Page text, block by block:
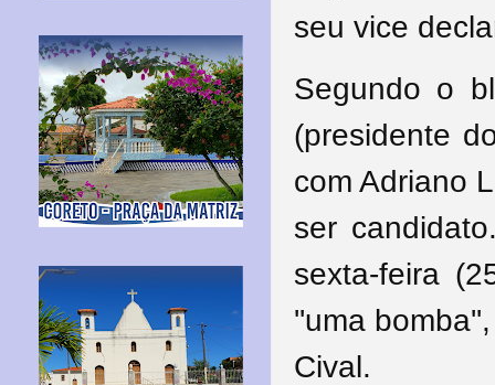
seu vice
Segundo o
(presidente
com Adriano
ser
sexta-feira
''uma
Cival.